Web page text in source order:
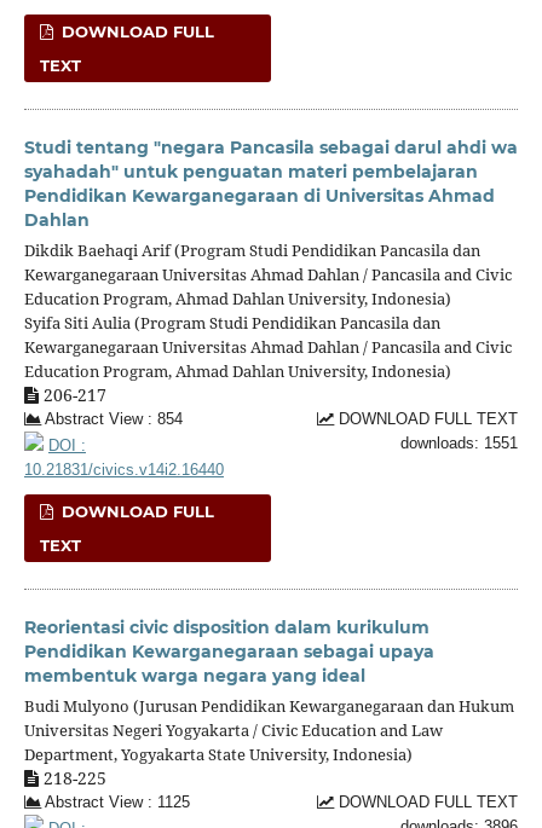
DOWNLOAD FULL
TEXT
Studi tentang "negara Pancasila sebagai darul ahdi wa
syahadah" untuk penguatan materi pembelajaran
Pendidikan Kewarganegaraan di Universitas Ahmad
Dahlan
Dikdik Baehaqi Arif (Program Studi Pendidikan Pancasila dan
Kewarganegaraan Universitas Ahmad Dahlan / Pancasila and Civic
Education Program, Ahmad Dahlan University, Indonesia)
Syifa Siti Aulia (Program Studi Pendidikan Pancasila dan
Kewarganegaraan Universitas Ahmad Dahlan / Pancasila and Civic
Education Program, Ahmad Dahlan University, Indonesia)
206-217
Abstract View : 854
DOWNLOAD FULL TEXT
downloads: 1551
DOI :
10.21831/civics.v14i2.16440
DOWNLOAD FULL
TEXT
Reorientasi civic disposition dalam kurikulum
Pendidikan Kewarganegaraan sebagai upaya
membentuk warga negara yang ideal
Budi Mulyono (Jurusan Pendidikan Kewarganegaraan dan Hukum
Universitas Negeri Yogyakarta / Civic Education and Law
Department, Yogyakarta State University, Indonesia)
218-225
Abstract View : 1125
DOWNLOAD FULL TEXT